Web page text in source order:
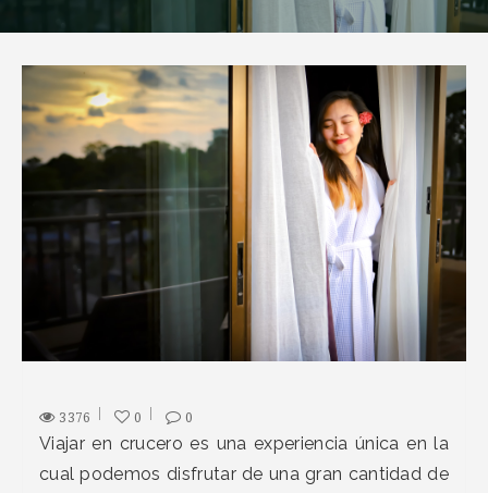
3376 0 0
Viajar en crucero es una experiencia única en la
cual podemos disfrutar de una gran cantidad de